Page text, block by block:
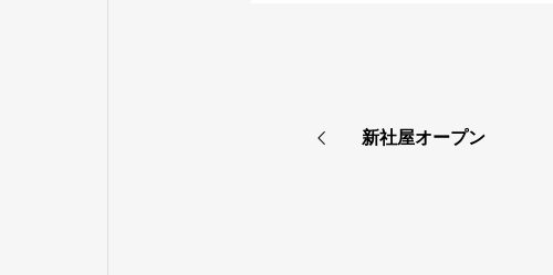
新社屋オープン